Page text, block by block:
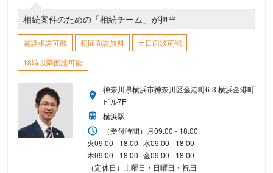
相続案件のための「相続チーム」が担当
電話相談可能 初回面談無料
土日面談可能
18時以降面談可能
神奈川県横浜市神奈川区金港町6-3 横浜金港町
ビル7F
横浜駅
（受付時間） 月09:00 - 18:00
火09:00 - 18:00 水09:00 - 18:00
木09:00 - 18:00 金09:00 - 18:00
（定休日）土曜日・日曜日・祝日